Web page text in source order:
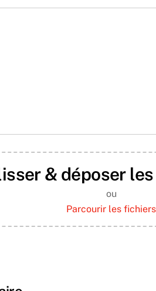
& déposer
ou
Parcourir les fichiers